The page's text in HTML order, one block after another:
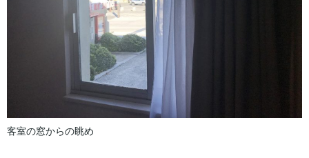
客室の窓からの眺め